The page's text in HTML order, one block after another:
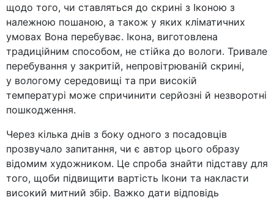
щодо того, чи ставляться до скрині з Іконою з
належною пошаною, а також у яких кліматичних
умовах Вона перебуває. Ікона, виготовлена
традиційним способом, не стійка до вологи. Тривале
перебування у закритій, непровітрюваній скрині,
у вологому середовищі та при високій
температурі може спричинити серйозні й незворотні
пошкодження.
Через кілька днів з боку одного з посадовців
прозвучало запитання, чи є автор цього образу
відомим художником. Це спроба знайти підставу для
того, щоби підвищити вартість Ікони та накласти
високий митний збір. Важко дати відповідь